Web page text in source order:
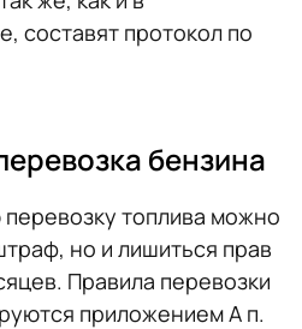
составят протокол по
бензина
топлива можно
но и лишиться прав
Правила перевозки
приложением A п.